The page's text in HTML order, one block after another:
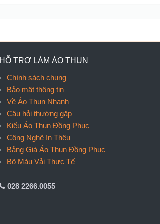
HỖ TRỢ LÀM ÁO THUN
Chính sách chung
Bảo mật thông tin
Về Áo Thun Nhanh
Câu hỏi thường gặp
Kiểu Áo Thun Đồng Phục
Công Nghệ In Thêu
Bảng Giá Áo Thun Đồng Phục
Bộ Màu Vải Thực Tế
028 2266.0055